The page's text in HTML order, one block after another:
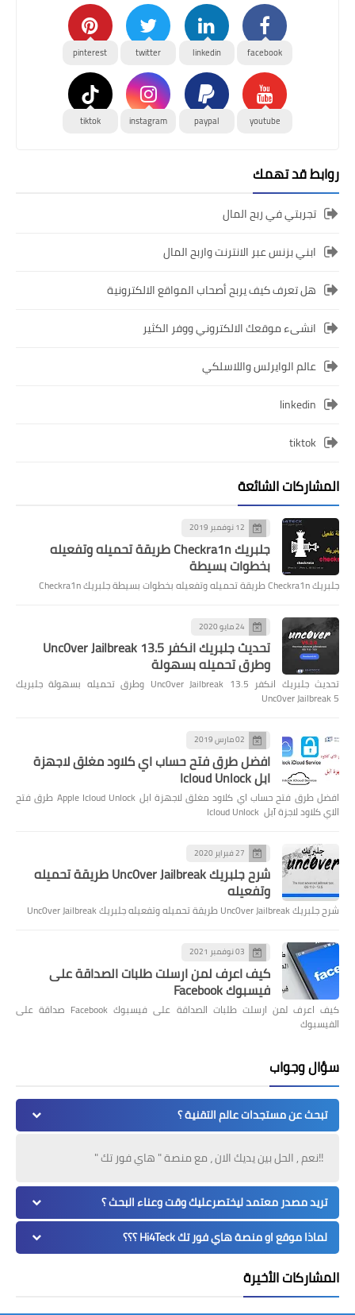
facebook
linkedin
twitter
pinterest
youtube
paypal
instagram
tiktok
روابط قد تهمك
تجربتي في ربح المال
ابني بزنس عبر الانترنت واربح المال
هل تعرف كيف يربح أصحاب المواقع الالكترونية
انشىء موقعك الالكتروني ووفر الكثير
عالم الوايرلس واللاسلكي
linkedin
tiktok
المشاركات الشائعة
12 نوفمبر 2019
جلبريك Checkra1n طريقة تحميله وتفعيله
بخطوات بسيطة
جلبريك Checkra1n طريقة تحميله وتفعيله بخطوات بسيطة جلبريك Checkra1n
24 مايو 2020
تحديث جلبريك انكفر Unc0ver Jailbreak 13.5
وطرق تحميله بسهولة
تحديث جلبريك انكفر Unc0ver Jailbreak 13.5 وطرق تحميله بسهولة جلبريك
Unc0ver Jailbreak 5
02 مارس 2019
افضل طرق فتح حساب اي كلاود مغلق لاجهزة
ابل Icloud Unlock
افضل طرق فتح حساب اي كلاود مغلق لاجهزة ابل Apple Icloud Unlock طرق فتح
الاي كلاود لاجزة آبل Icloud Unlock
27 فبراير 2020
شرح جلبريك Unc0ver Jailbreak طريقة تحميله
وتفعيله
شرح جلبريك Unc0ver Jailbreak طريقة تحميله وتفعيله جلبريك Unc0ver Jailbreak
03 نوفمبر 2021
كيف اعرف لمن ارسلت طلبات الصداقة على
فيسبوك Facebook
كيف اعرف لمن ارسلت طلبات الصداقة على فيسبوك Facebook صداقة على
الفيسبوك
سؤال وجواب
تبحث عن مستجدات عالم التقنية ؟
!!نعم , الحل بين يديك الان ، مع منصة " هاي فور تك "
تريد مصدر معتمد ليختصرعليك وقت وعناء البحث ؟
لماذا موقع او منصة هاي فور تك Hi4Teck ؟؟؟
المشاركات الأخيرة